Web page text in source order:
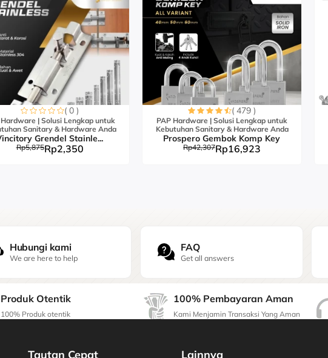
Duduk Tangki Tinggi Dengan Tombol Di Atas ( Dual Flush dan Mono
Duduk Tangki Tinggi Dengan Tombol Atas (Tekan)
( 0 )
Hardware | Solusi Lengkap untuk
Sanitary & Hardware Anda
Grendel Stainle...
Rp5,875Rp2,350
( 479 )
PAP Hardware | Solusi Lengkap untuk
Kebutuhan Sanitary & Hardware Anda
Prospero Gembok Komp Key
Rp42,307Rp16,923
Hubungi kami
We are here to help
FAQ
Get all answers
Produk Otentik
100% Produk otentik
100% Pembayaran Aman
Kami Menjamin Transaksi Yang Aman
Tautan Cepat Lainnya